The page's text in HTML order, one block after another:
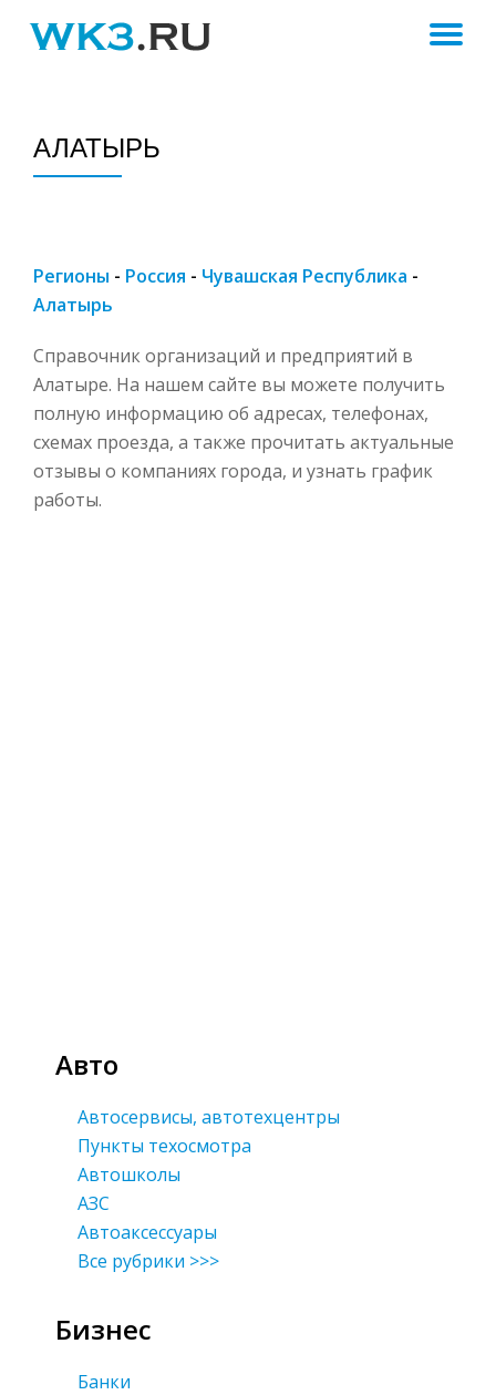
АЛАТЫРЬ
Регионы - Россия - Чувашская Республика -
Алатырь
Справочник организаций и предприятий в
Алатыре. На нашем сайте вы можете получить
полную информацию об адресах, телефонах,
схемах проезда, а также прочитать актуальные
отзывы о компаниях города, и узнать график
работы.
Авто
Автосервисы, автотехцентры
Пункты техосмотра
Автошколы
АЗС
Автоаксессуары
Все рубрики >>>
Бизнес
Банки